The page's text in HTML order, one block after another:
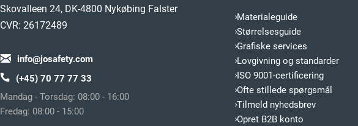
Skovalleen 24, DK-4800 Nykøbing Falster
CVR: 26172489
info@josafety.com
(+45) 70 77 77 33
Mandag - Torsdag: 08:00 - 16:00
Fredag: 08:00 - 15:00
Materialeguide
Størrelsesguide
Grafiske services
Lovgivning og standarder
ISO 9001-certificering
Ofte stillede spørgsmål
Tilmeld nyhedsbrev
Opret B2B konto